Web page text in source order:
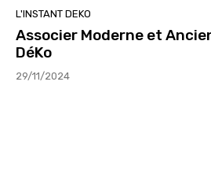
L'INSTANT DEKO
Associer Moderne et
DéKo
29/11/2024